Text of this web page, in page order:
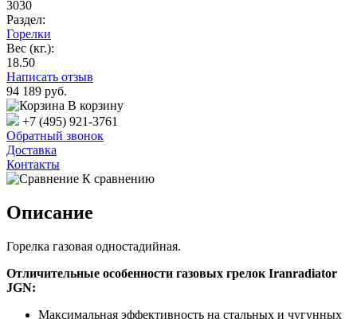
3030
Раздел:
Горелки
Вес (кг.):
18.50
Написать отзыв
94 189 руб.
В корзину
+7 (495) 921-3761
Обратный звонок
Доставка
Контакты
К сравнению
Описание
Горелка газовая одностадийная.
Отличительные особенности газовых грелок Iranradiator
JGN:
Максимальная эффективность на стальных и чугунных